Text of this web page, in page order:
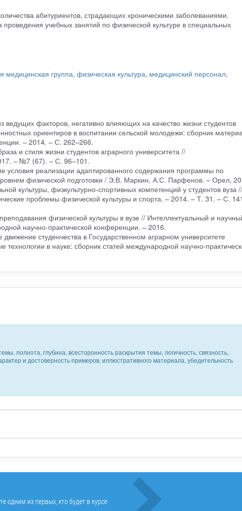
абитуриентов, страдающих хроническими заболеваниями.
учебных занятий по физической культуре в специальных
медицинская группа, физическая культура, медицинский персонал,
факторов, негативно влияющих на качество жизни студентов
ориентиров в воспитании сельской молодежи: сборник
– 2014. – С. 262–266.
и стиля жизни студентов аграрного университета //
– №7 (67). – С. 96–101.
условия реализации адаптированного содержания программы по
физической подготовки / Э.В. Маркин, А.С. Парфенов. – Орел,
культуры, физкультурно-спортивных компетенций у студентов вуза //
проблемы физической культуры и спорта. – 2014. – Т. 31. – С.
физической культуры в вузе // Интеллектуальный и
научно-практической конференции. – 2016.
студенчества в Государственном аграрном университете
в науке: сборник статей международной научно-
полнота, глубина, всесторонность раскрытия темы, логичность, связность,
и достоверность примеров, иллюстративного материала, убедительность
одним из первых, кто будет в курсе